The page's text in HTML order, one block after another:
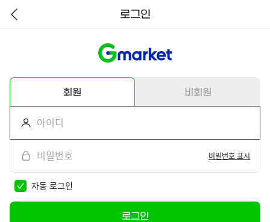
뒤
로그인
회원 비회원
비밀번호 표시
자동 로그인
로그인